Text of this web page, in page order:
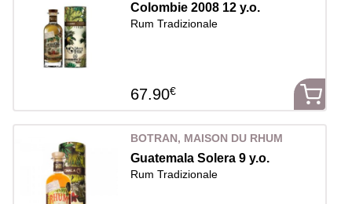
Colombie 2008 12 y.o.
Rum Tradizionale
67.90€
BOTRAN, MAISON DU RHUM
Guatemala Solera 9 y.o.
Rum Tradizionale